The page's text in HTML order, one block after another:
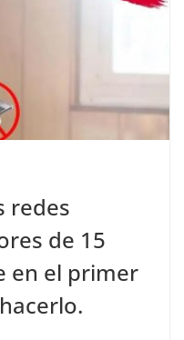
redes
de 15
en el primer